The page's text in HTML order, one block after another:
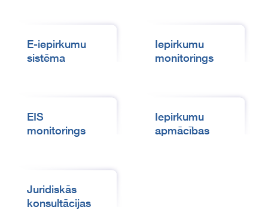
E-iepirkumu
sistēma
Iepirkumu
monitorings
EIS
monitorings
Iepirkumu
apmācības
Juridiskās
konsultācijas